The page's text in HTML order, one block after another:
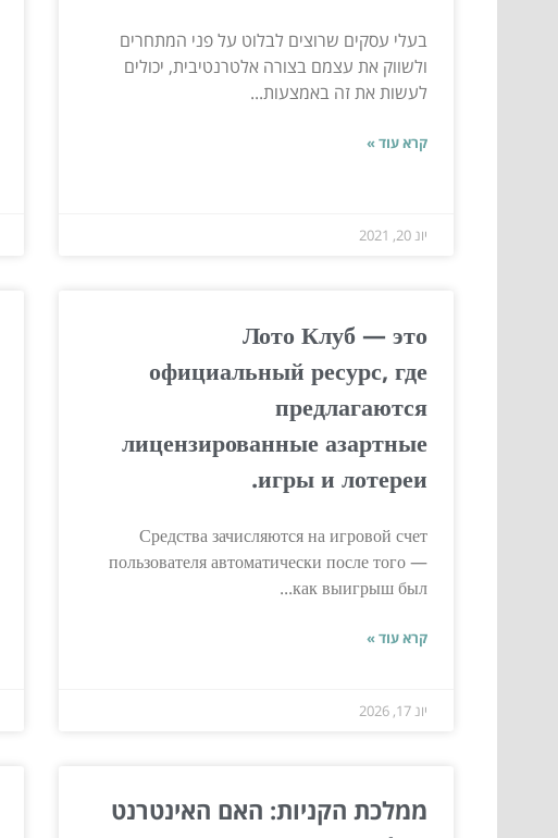
בעלי עסקים שרוצים לבלוט על פני המתחרים
ולשווק את עצמם בצורה אלטרנטיבית, יכולים
לעשות את זה באמצעות...
קרא עוד »
יונ 20, 2021
Лото Клуб — это
официальный ресурс, где
предлагаются
лицензированные азартные
игры и лотереи.
Средства зачисляются на игровой счет
пользователя автоматически после того —
как выигрыш был...
קרא עוד »
יונ 17, 2026
ממלכת הקניות: האם האינטרנט